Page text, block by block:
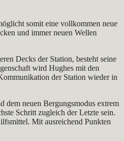
somit eine vollkommen neue
und immer neuen Wellen
Decks der Station, besteht seine
wird Hughes mit den
der Station wieder in
dem neuen Bergungsmodus extrem
Schritt zugleich der Letzte sein.
Mit ausreichend Punkten